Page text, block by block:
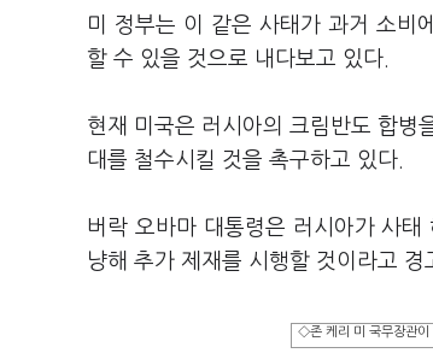
미 정부는 이 같은 사태가 과거 소비
할 수 있을 것으로 내다보고 있다.
현재 미국은 러시아의 크림반도 합병
대를 철수시킬 것을 촉구하고 있다.
버락 오바마 대통령은 러시아가 사
냥해 추가 제재를 시행할 것이라고 경
◇존 케리 미 국무장관이